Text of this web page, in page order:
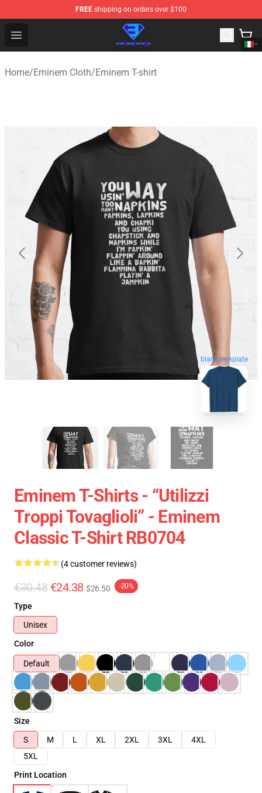
FREE shipping on orders over $100
Open menu
Eminem Store - Official Eminem Merchandise Shop
Home/Eminem Cloth/Eminem T-shirt
blank template
Eminem T-Shirts - “Utilizzi
Troppi Tovaglioli” - Eminem
Classic T-Shirt RB0704
(4 customer reviews)
€30.48 €24.38 $26.50 -20%
Type
Unisex
Color
Default
Size
S
M L XL 2XL 3XL
4XL
5XL
Print Location